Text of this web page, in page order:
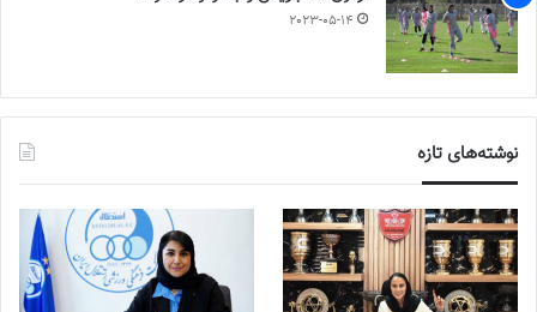
2023-05-14
نوشته‌های تازه